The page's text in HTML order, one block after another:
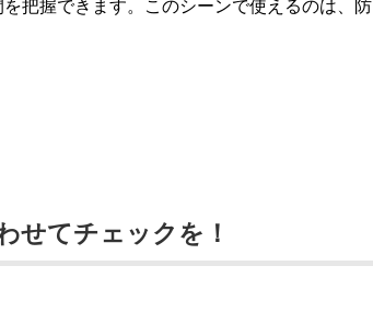
把握できます。このシーンで使えるのは、防
せてチェックを！